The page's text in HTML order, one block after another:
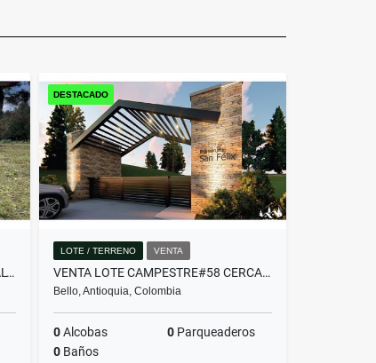
LOTE COMERCIAL UBICADO EN EL ALTO DE PALMAS ANTES DEL PEAJE
DESTACADO
LOTE / TERRENO VENTA
VENTA LOTE CAMPESTRE#58 CERCA A MEDELLÍN, VISTA PANORÁMICA SIN PEAJE
Bello, Antioquia, Colombia
0Alcobas 0 Parqueaderos
0 Baños